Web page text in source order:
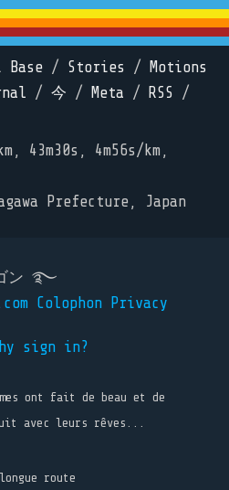
Base / Stories /
Motions
/ 今 / Meta / RSS /
43m30s, 4m56s/km,
Prefecture, Japan
ゴン ࿐
Colophon Privacy
sign in?
ont fait de beau et de
avec leurs rêves...
route